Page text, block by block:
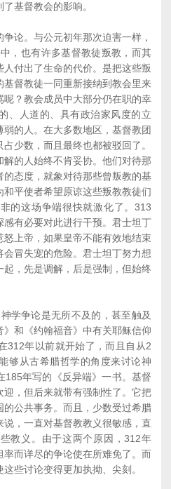
基督教会的影响。
。与公元初年那次迫害一样，
，也有许多基督教徒叛教，而其
付出了生命的代价。是把这些叛
督教徒一同重新接纳到教会里来
？教会成员中大部分仍在职的幸
、人道的、具有政治家风度的立
的人。在大多数地区，基督教团
少数，而且最终也都被驳回了。
的人始终不肯妥协。他们对待那
态度，就象对待那些曾叛教的基
平使者希望原谅这些叛教教徒们
的这场争端很快就激化了。313
有必要对此进行干预。君士坦丁
上帝，如果皇帝不能有效地结束
冒失宠的危险。君士坦丁努力想
，先是调解，后是强制，但始终
争论是无所不及的，甚至触及
和《约翰福音》中有关耶稣信仰
312年以前就开始了，而且自从2
够从古希腊哲学的角度来讨论神
185年写的《反异端》一书。基督
，但后来就带有强制性了。它把
公共事务。而且，少数受过希腊
，一直对基督教教义很敏感，直
教义。由于这两个原因，312年
率而详尽的争论使在所难免了。而
些讨论变得更加执拗、尖刻。